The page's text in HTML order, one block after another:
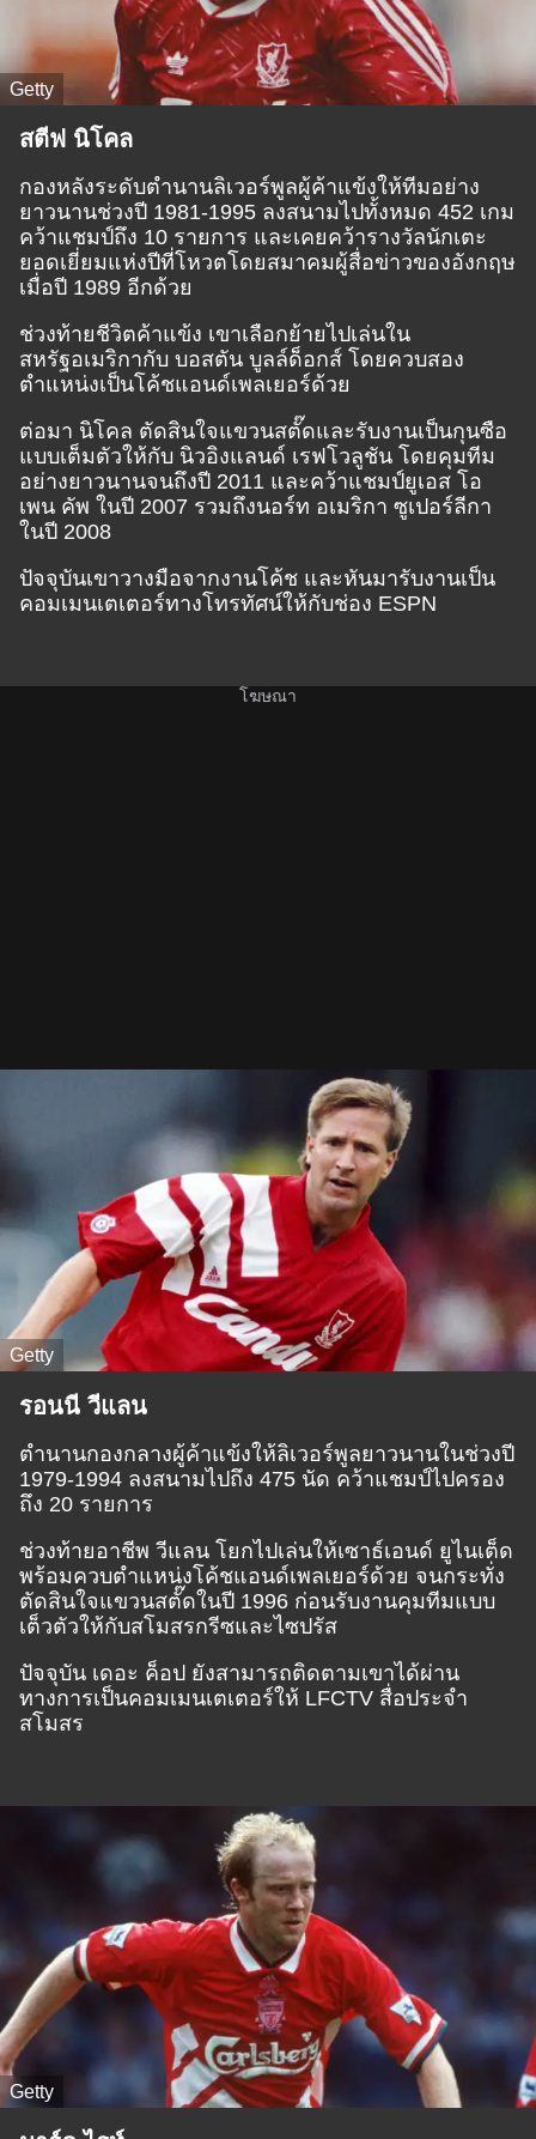
Getty
สตีฟ นิโคล
กองหลังระดับตำนานลิเวอร์พูลผู้ค้าแข้งให้ทีมอย่าง
ยาวนานช่วงปี 1981-1995 ลงสนามไปทั้งหมด 452 เกม
คว้าแชมป์ถึง 10 รายการ และเคยคว้ารางวัลนักเตะ
ยอดเยี่ยมแห่งปีที่โหวตโดยสมาคมผู้สื่อข่าวของอังกฤษ
เมื่อปี 1989 อีกด้วย
ช่วงท้ายชีวิตค้าแข้ง เขาเลือกย้ายไปเล่นใน
สหรัฐอเมริกากับ บอสตัน บูลล์ด็อกส์ โดยควบสอง
ตำแหน่งเป็นโค้ชแอนด์เพลเยอร์ด้วย
ต่อมา นิโคล ตัดสินใจแขวนสตั๊ดและรับงานเป็นกุนซือ
แบบเต็มตัวให้กับ นิวอิงแลนด์ เรฟโวลูชัน โดยคุมทีม
อย่างยาวนานจนถึงปี 2011 และคว้าแชมป์ยูเอส โอ
เพน คัพ ในปี 2007 รวมถึงนอร์ท อเมริกา ซูเปอร์ลีกา
ในปี 2008
ปัจจุบันเขาวางมือจากงานโค้ช และหันมารับงานเป็น
คอมเมนเตเตอร์ทางโทรทัศน์ให้กับช่อง ESPN
Getty
รอนนี วีแลน
ตำนานกองกลางผู้ค้าแข้งให้ลิเวอร์พูลยาวนานในช่วงปี
1979-1994 ลงสนามไปถึง 475 นัด คว้าแชมป์ไปครอง
ถึง 20 รายการ
ช่วงท้ายอาชีพ วีแลน โยกไปเล่นให้เซาธ์เอนด์ ยูไนเต็ด
พร้อมควบตำแหน่งโค้ชแอนด์เพลเยอร์ด้วย จนกระทั่ง
ตัดสินใจแขวนสตั๊ดในปี 1996 ก่อนรับงานคุมทีมแบบ
เต็วตัวให้กับสโมสรกรีซและไซปรัส
ปัจจุบัน เดอะ ค็อป ยังสามารถติดตามเขาได้ผ่าน
ทางการเป็นคอมเมนเตเตอร์ให้ LFCTV สื่อประจำ
สโมสร
Getty